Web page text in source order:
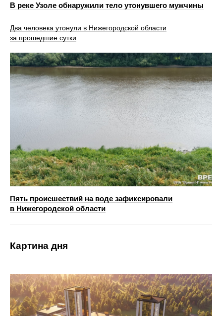
В реке Узоле обнаружили тело утонувшего мужчины
Два человека утонули в Нижегородской области
за прошедшие сутки
Пять происшествий на воде зафиксировали
в Нижегородской области
Картина дня